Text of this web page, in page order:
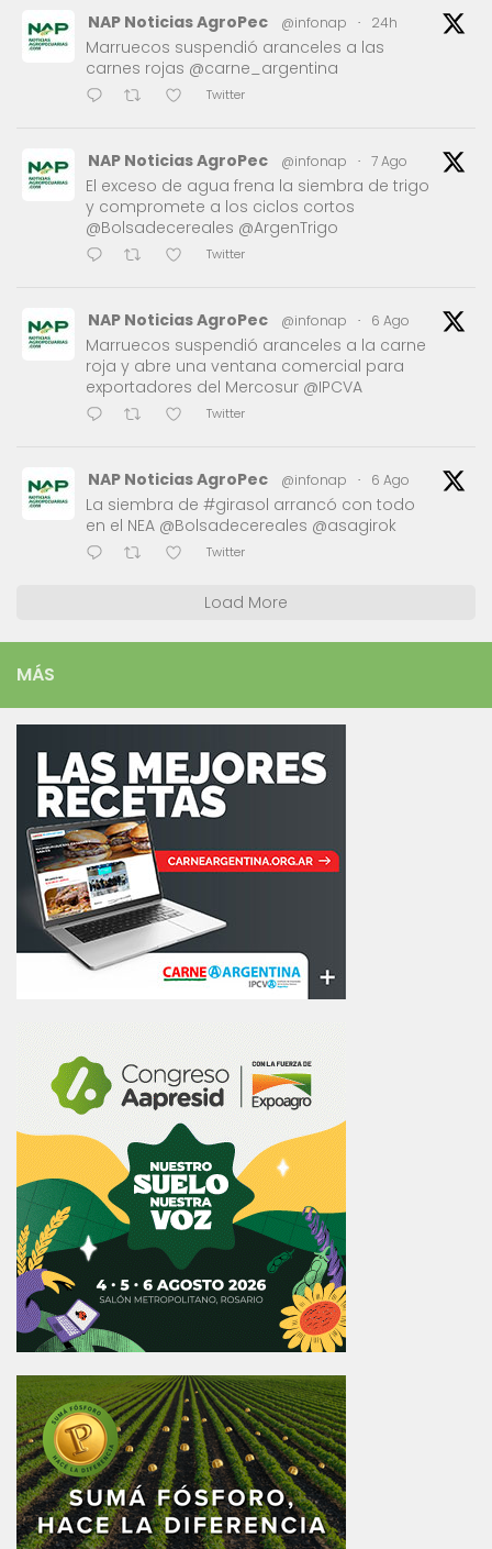
NAP Noticias AgroPec @infonap · 24h
Marruecos suspendió aranceles a las
carnes rojas @carne_argentina
Twitter
NAP Noticias AgroPec @infonap · 7 Ago
El exceso de agua frena la siembra de trigo
y compromete a los ciclos cortos
@Bolsadecereales @ArgenTrigo
Twitter
NAP Noticias AgroPec @infonap · 6 Ago
Marruecos suspendió aranceles a la carne
roja y abre una ventana comercial para
exportadores del Mercosur @IPCVA
Twitter
NAP Noticias AgroPec @infonap · 6 Ago
La siembra de #girasol arrancó con todo
en el NEA @Bolsadecereales @asagirok
Twitter
Load More
MÁS